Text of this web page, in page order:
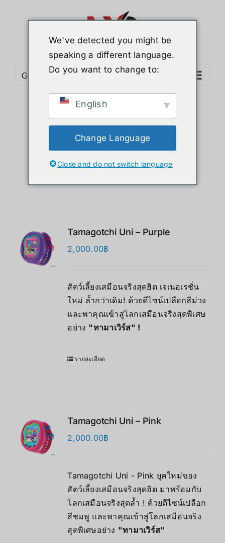
Go to...
Sort byPrice
Show12 Products
Tamagotchi Uni – Purple
2,000.00฿
สัตว์เลี้ยงเสมือนจริงสุดฮิต เจเนอเรชั่น
ใหม่ ล้ำกว่าเดิม! ด้วยดีไซน์เปลือกสีม่วง
และพาคุณเข้าสู่โลกเสมือนจริงสุดพิเศษ
อย่าง "ทามาเวิร์ส" !
รายละเอียด
Tamagotchi Uni – Pink
2,000.00฿
Tamagotchi Uni - Pink ยุคใหม่ของ
สัตว์เลี้ยงเสมือนจริงสุดฮิต มาพร้อมกับ
โลกเสมือนจริงสุดล้ำ ! ด้วยดีไซน์เปลือก
สีชมพู และพาคุณเข้าสู่โลกเสมือนจริง
สุดพิเศษอย่าง "ทามาเวิร์ส"
We've detected you might be
speaking a different language.
Do you want to change to:
English
Change Language
Close and do not switch language